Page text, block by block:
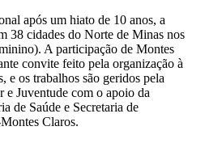
após um hiato de 10 anos, a
38 cidades do Norte de Minas nos
A participação de Montes
convite feito pela organização à
e os trabalhos são geridos pela
e Juventude com o apoio da
de Saúde e Secretaria de
Claros.